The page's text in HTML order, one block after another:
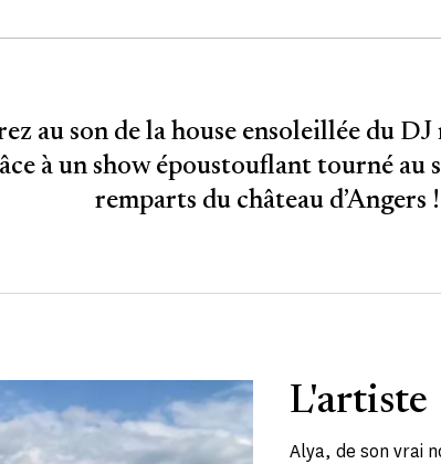
au son de la house ensoleillée du DJ
à un show époustouflant tourné au
remparts du château d’Angers !
L'artiste
Alya, de son vrai